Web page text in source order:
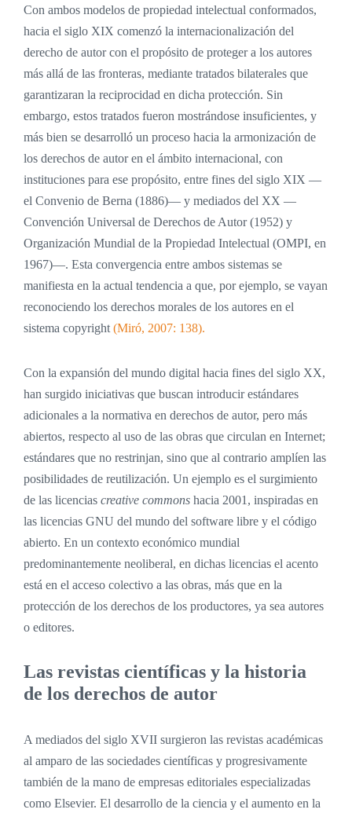
Con ambos modelos de propiedad intelectual conformados,
hacia el siglo XIX comenzó la internacionalización del
derecho de autor con el propósito de proteger a los autores
más allá de las fronteras, mediante tratados bilaterales que
garantizaran la reciprocidad en dicha protección. Sin
embargo, estos tratados fueron mostrándose insuficientes, y
más bien se desarrolló un proceso hacia la armonización de
los derechos de autor en el ámbito internacional, con
instituciones para ese propósito, entre fines del siglo XIX —
el Convenio de Berna (1886)— y mediados del XX —
Convención Universal de Derechos de Autor (1952) y
Organización Mundial de la Propiedad Intelectual (OMPI, en
1967)—. Esta convergencia entre ambos sistemas se
manifiesta en la actual tendencia a que, por ejemplo, se vayan
reconociendo los derechos morales de los autores en el
sistema copyright (Miró, 2007: 138).
Con la expansión del mundo digital hacia fines del siglo XX,
han surgido iniciativas que buscan introducir estándares
adicionales a la normativa en derechos de autor, pero más
abiertos, respecto al uso de las obras que circulan en Internet;
estándares que no restrinjan, sino que al contrario amplíen las
posibilidades de reutilización. Un ejemplo es el surgimiento
de las licencias creative commons hacia 2001, inspiradas en
las licencias GNU del mundo del software libre y el código
abierto. En un contexto económico mundial
predominantemente neoliberal, en dichas licencias el acento
está en el acceso colectivo a las obras, más que en la
protección de los derechos de los productores, ya sea autores
o editores.
Las revistas científicas y la historia
de los derechos de autor
A mediados del siglo XVII surgieron las revistas académicas
al amparo de las sociedades científicas y progresivamente
también de la mano de empresas editoriales especializadas
como Elsevier. El desarrollo de la ciencia y el aumento en la